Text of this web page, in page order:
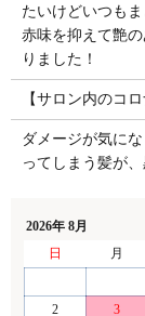
たいけどいつも
赤味を抑えて艶
りました！
【サロン内のコ
ダメージが気に
ってしまう髪が
2026年 8月
日
月
2
3